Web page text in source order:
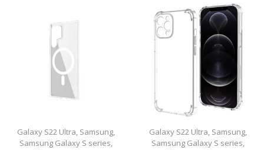
Galaxy S22 Ultra, Samsung,
Samsung Galaxy S series,
Galaxy S22 Ultra, Samsung,
Samsung Galaxy S series,